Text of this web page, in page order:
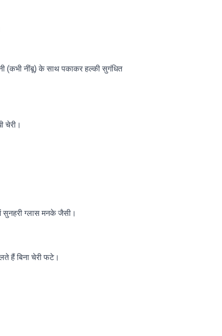
(कभी नींबू) के साथ पकाकर हल्की सुगंधित
चेरी।
सुनहरी ग्लास मनके जैसी।
हैं बिना चेरी फटे।